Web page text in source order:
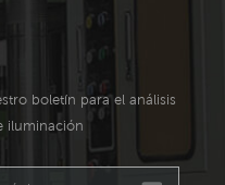
boletín para el análisis
iluminación